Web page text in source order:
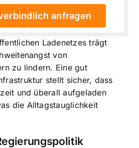
anfragen
Ladenetzes trägt
von
zu lindern. Eine gut
stellt sicher, dass
und überall aufgeladen
die Alltagstauglichkeit